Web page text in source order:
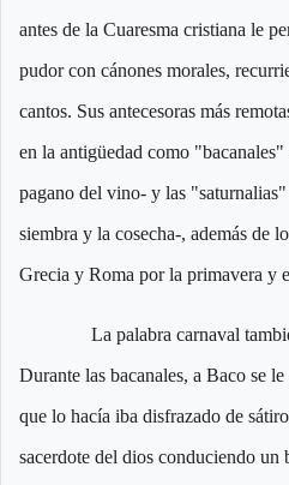
antes de la Cuaresma cristiana le
pudor con cánones morales,
cantos. Sus antecesoras más
en la antigüedad como
pagano del vino- y las
siembra y la cosecha-, además de
Grecia y Roma por la primavera y
La palabra carnaval también
Durante las bacanales, a Baco se
que lo hacía iba disfrazado de
sacerdote del dios conduciendo un